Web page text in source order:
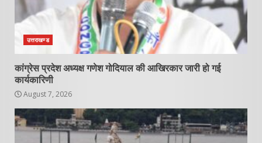
उत्तराखण्ड
कांग्रेस प्रदेश अध्यक्ष गणेश गोदियाल की आखिरकार जारी हो गई
कार्यकारिणी
August 7, 2026